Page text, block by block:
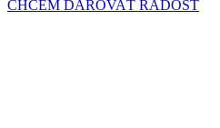
CHCEM DAROVAŤ RADOSŤ